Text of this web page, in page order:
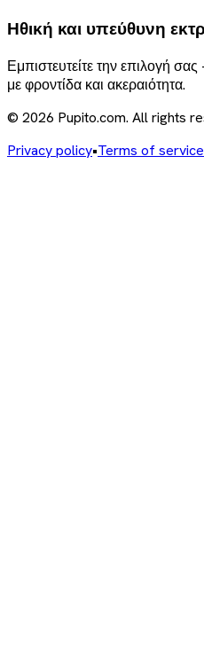
Ηθική και υπεύθυνη
Εμπιστευτείτε την επιλογή
με φροντίδα και ακεραιότητα.
© 2026 Pupito.com. All rights
Privacy policy•Terms of service